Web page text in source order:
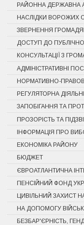
РАЙОННА ДЕРЖАВНА
НАСЛІДКИ ВОРОЖИХ
ЗВЕРНЕННЯ
ДОСТУП ДО ПУБЛІЧНОЇ
КОНСУЛЬТАЦІЇ З
АДМІНІСТРАТИВНІ
НОРМАТИВНО-
РЕГУЛЯТОРНА
ЗАПОБІГАННЯ ТА
ПРОЗОРІСТЬ ТА
ІНФОРМАЦІЯ ПРО
ЕКОНОМІКА РАЙОНУ
БЮДЖЕТ
ЄВРОАТЛАНТИЧНА
ПЕНСІЙНИЙ ФОНД
ЦИВІЛЬНИЙ ЗАХИСТ
НА ДОПОМОГУ
БЕЗБАР'ЄРНІСТЬ,